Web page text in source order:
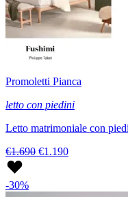
Promoletti Pianca
letto con piedini
Letto matrimoniale con
€1.690 €1.190
-30%